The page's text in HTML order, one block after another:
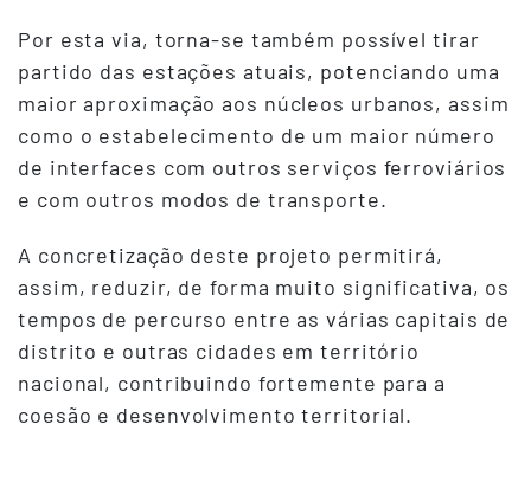
Por esta via, torna-se também possível tirar
partido das estações atuais, potenciando uma
maior aproximação aos núcleos urbanos, assim
como o estabelecimento de um maior número
de interfaces com outros serviços ferroviários
e com outros modos de transporte.
A concretização deste projeto permitirá,
assim, reduzir, de forma muito significativa, os
tempos de percurso entre as várias capitais de
distrito e outras cidades em território
nacional, contribuindo fortemente para a
coesão e desenvolvimento territorial.